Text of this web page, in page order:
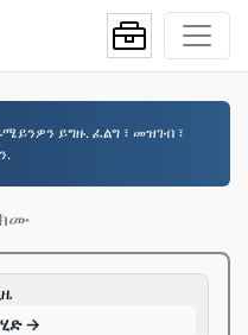
ይግዙ. ፈልግ ፣ መዝገብ ፣
→